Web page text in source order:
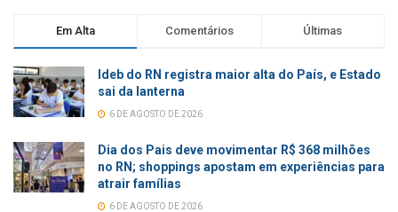
Em Alta Comentários Últimas
Ideb do RN registra maior alta do País, e Estado
sai da lanterna
6 DE AGOSTO DE 2026
Dia dos Pais deve movimentar R$ 368 milhões
no RN; shoppings apostam em experiências para
atrair famílias
6 DE AGOSTO DE 2026